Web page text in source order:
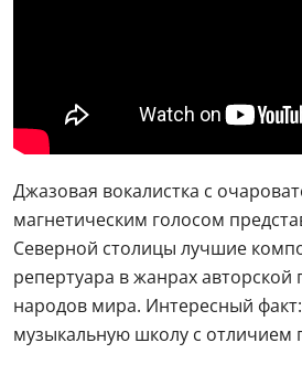
Джазовая вокалистка с
магнетическим голосом
Северной столицы лучшие
репертуара в жанрах авторской
народов мира. Интересный
музыкальную школу с отличием